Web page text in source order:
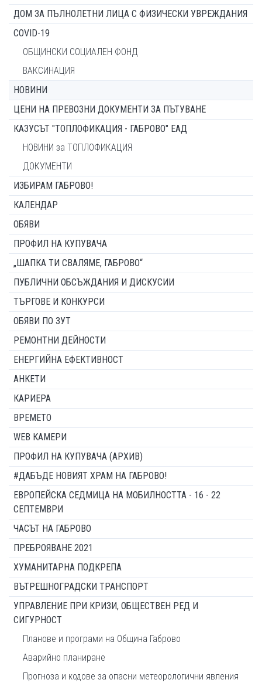
ДОМ ЗА ПЪЛНОЛЕТНИ ЛИЦА С ФИЗИЧЕСКИ УВРЕЖДАНИЯ
COVID-19
ОБЩИНСКИ СОЦИАЛЕН ФОНД
ВАКСИНАЦИЯ
НОВИНИ
ЦЕНИ НА ПРЕВОЗНИ ДОКУМЕНТИ ЗА ПЪТУВАНЕ
КАЗУСЪТ "ТОПЛОФИКАЦИЯ - ГАБРОВО" ЕАД
НОВИНИ за ТОПЛОФИКАЦИЯ
ДОКУМЕНТИ
ИЗБИРАМ ГАБРОВО!
КАЛЕНДАР
ОБЯВИ
ПРОФИЛ НА КУПУВАЧА
„ШАПКА ТИ СВАЛЯМЕ, ГАБРОВО“
ПУБЛИЧНИ ОБСЪЖДАНИЯ И ДИСКУСИИ
ТЪРГОВЕ И КОНКУРСИ
ОБЯВИ ПО ЗУТ
РЕМОНТНИ ДЕЙНОСТИ
ЕНЕРГИЙНА ЕФЕКТИВНОСТ
АНКЕТИ
КАРИЕРА
ВРЕМЕТО
WEB КАМЕРИ
ПРОФИЛ НА КУПУВАЧА (АРХИВ)
#ДАБЪДЕ НОВИЯТ ХРАМ НА ГАБРОВО!
ЕВРОПЕЙСКА СЕДМИЦА НА МОБИЛНОСТТА - 16 - 22
СЕПТЕМВРИ
ЧАСЪТ НА ГАБРОВО
ПРЕБРОЯВАНЕ 2021
ХУМАНИТАРНА ПОДКРЕПА
ВЪТРЕШНОГРАДСКИ ТРАНСПОРТ
УПРАВЛЕНИЕ ПРИ КРИЗИ, ОБЩЕСТВЕН РЕД И
СИГУРНОСТ
Планове и програми на Община Габрово
Аварийно планиране
Прогноза и кодове за опасни метеорологични явления